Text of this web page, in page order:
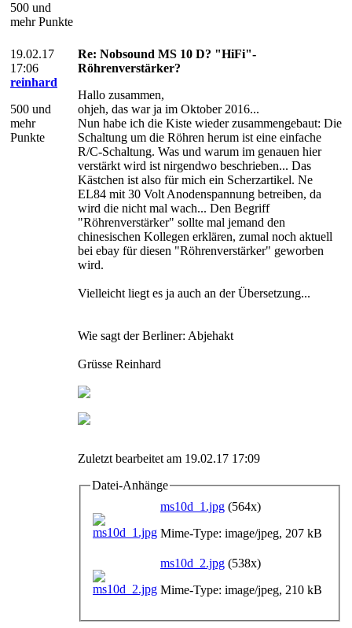
500 und
mehr Punkte
19.02.17
17:06
reinhard
500 und
mehr
Punkte
Re: Nobsound MS 10 D? "HiFi"-
Röhrenverstärker?
Hallo zusammen,
ohjeh, das war ja im Oktober 2016...
Nun habe ich die Kiste wieder zusammengebaut: Die
Schaltung um die Röhren herum ist eine einfache
R/C-Schaltung. Was und warum im genauen hier
verstärkt wird ist nirgendwo beschrieben... Das
Kästchen ist also für mich ein Scherzartikel. Ne
EL84 mit 30 Volt Anodenspannung betreiben, da
wird die nicht mal wach... Den Begriff
"Röhrenverstärker" sollte mal jemand den
chinesischen Kollegen erklären, zumal noch aktuell
bei ebay für diesen "Röhrenverstärker" geworben
wird.
Vielleicht liegt es ja auch an der Übersetzung...
Wie sagt der Berliner: Abjehakt
Grüsse Reinhard
Zuletzt bearbeitet am 19.02.17 17:09
Datei-Anhänge
ms10d_1.jpg (564x)
Mime-Type: image/jpeg, 207 kB
ms10d_2.jpg (538x)
Mime-Type: image/jpeg, 210 kB